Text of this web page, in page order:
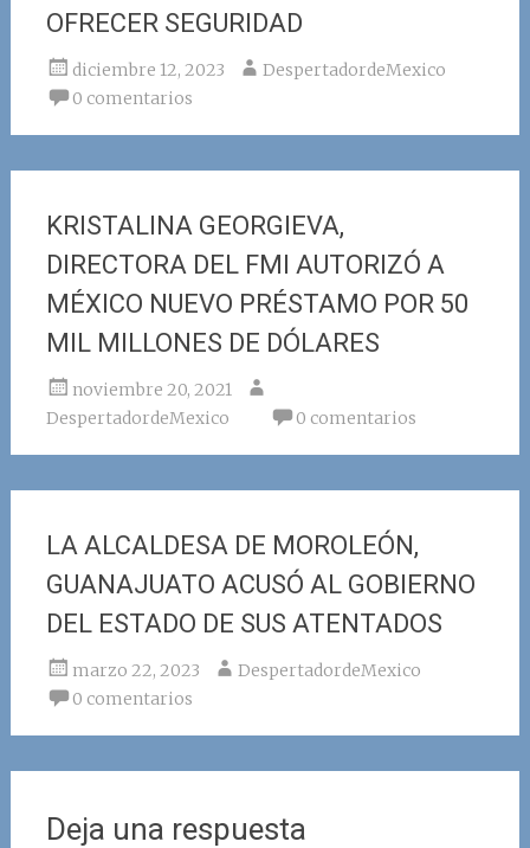
OFRECER SEGURIDAD
diciembre 12, 2023
DespertadordeMexico
0 comentarios
KRISTALINA GEORGIEVA,
DIRECTORA DEL FMI AUTORIZÓ A
MÉXICO NUEVO PRÉSTAMO POR 50
MIL MILLONES DE DÓLARES
noviembre 20, 2021
DespertadordeMexico
0 comentarios
LA ALCALDESA DE MOROLEÓN,
GUANAJUATO ACUSÓ AL GOBIERNO
DEL ESTADO DE SUS ATENTADOS
marzo 22, 2023
DespertadordeMexico
0 comentarios
Deja una respuesta